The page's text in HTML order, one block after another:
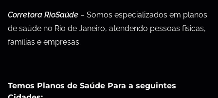
Corretora RioSaúde – Somos especializados em planos
de saúde no Rio de Janeiro, atendendo pessoas físicas,
famílias e empresas.
Temos Planos de Saúde Para a seguintes